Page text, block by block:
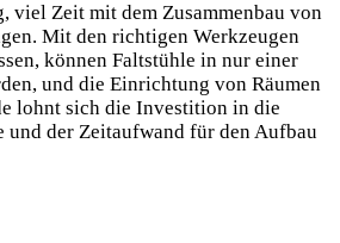
viel Zeit mit dem Zusammenbau von
Mit den richtigen Werkzeugen
‌können Faltstühle in nur einer
und die ⁢Einrichtung von Räumen
lohnt ⁣sich ‌die Investition in die
und der Zeitaufwand für den Aufbau